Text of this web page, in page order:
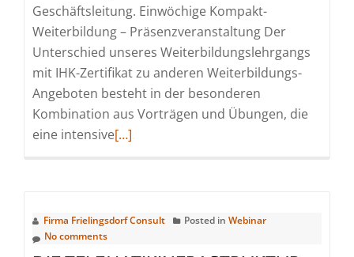
Geschäftsleitung. Einwöchige Kompakt-
Weiterbildung – Präsenzveranstaltung Der
Unterschied unseres Weiterbildungslehrgangs
mit IHK-Zertifikat zu anderen Weiterbildungs-
Angeboten besteht in der besonderen
Kombination aus Vorträgen und Übungen, die
eine intensiveRead
Geschäftsführerin
[…]
Firma Frielingsdorf Consult Posted in Webinar
No comments